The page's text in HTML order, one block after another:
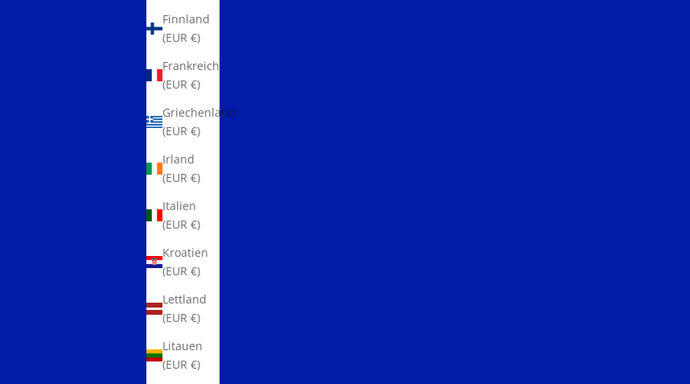
Finnland
(EUR €)
Frankreich
(EUR €)
Griechenland
(EUR €)
Irland
(EUR €)
Italien
(EUR €)
Kroatien
(EUR €)
Lettland
(EUR €)
Litauen
(EUR €)